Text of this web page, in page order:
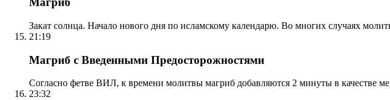
Закат солнца. Начало нового дня по исламскому календарю. Во многих случаях
21:19
Магриб с Введенными Предосторожностями
Согласно фетве ВИЛ, к времени молитвы магриб добавляются 2 минуты в качестве
23:32